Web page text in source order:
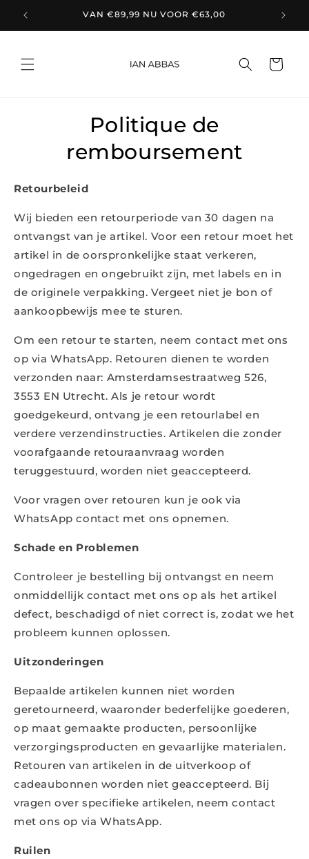
passer
au
VAN €89,99 NU VOOR €63,00
Panier
Politique de
remboursement
Retourbeleid
Wij bieden een retourperiode van 30 dagen na
ontvangst van je artikel. Voor een retour moet het
artikel in de oorspronkelijke staat verkeren,
ongedragen en ongebruikt zijn, met labels en in
de originele verpakking. Vergeet niet je bon of
aankoopbewijs mee te sturen.
Om een retour te starten, neem contact met ons
op via WhatsApp. Retouren dienen te worden
verzonden naar: Amsterdamsestraatweg 526,
3553 EN Utrecht. Als je retour wordt
goedgekeurd, ontvang je een retourlabel en
verdere verzendinstructies. Artikelen die zonder
voorafgaande retouraanvraag worden
teruggestuurd, worden niet geaccepteerd.
Voor vragen over retouren kun je ook via
WhatsApp contact met ons opnemen.
Schade en Problemen
Controleer je bestelling bij ontvangst en neem
onmiddellijk contact met ons op als het artikel
defect, beschadigd of niet correct is, zodat we het
probleem kunnen oplossen.
Uitzonderingen
Bepaalde artikelen kunnen niet worden
geretourneerd, waaronder bederfelijke goederen,
op maat gemaakte producten, persoonlijke
verzorgingsproducten en gevaarlijke materialen.
Retouren van artikelen in de uitverkoop of
cadeaubonnen worden niet geaccepteerd. Bij
vragen over specifieke artikelen, neem contact
met ons op via WhatsApp.
Ruilen